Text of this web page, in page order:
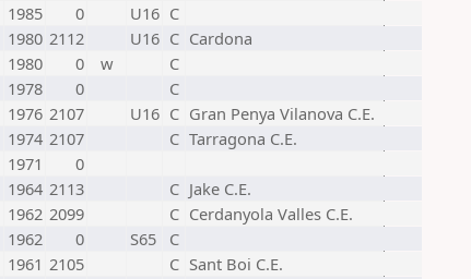
1985 0 U16 C
1980 2112 U16 C Cardona
1980 0 w
C
1978 0
C
1976 2107 U16 C Gran Penya Vilanova C.E.
1974 2107 C Tarragona C.E.
1971
0
1964 2113 C Jake C.E.
1962 2099 C Cerdanyola Valles C.E.
1962 0 S65
C
1961 2105 C Sant Boi C.E.